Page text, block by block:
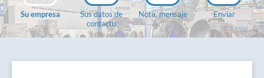
Su empresa
Sus datos de
contacto
Nota, mensaje Enviar